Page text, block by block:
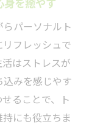
パーソナルト
フレッシュで
はストレスが
みを感じやす
ることで、ト
にも役立ちま